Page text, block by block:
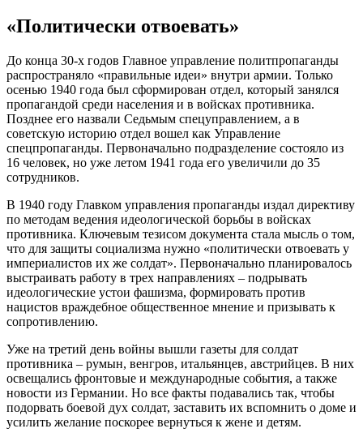
«Политически отвоевать»
До конца 30-х годов Главное управление политпропаганды
распространяло «правильные идеи» внутри армии. Только
осенью 1940 года был сформирован отдел, который занялся
пропагандой среди населения и в войсках противника.
Позднее его назвали Седьмым спецуправлением, а в
советскую историю отдел вошел как Управление
спецпропаганды. Первоначально подразделение состояло из
16 человек, но уже летом 1941 года его увеличили до 35
сотрудников.
В 1940 году Главком управления пропаганды издал директиву
по методам ведения идеологической борьбы в войсках
противника. Ключевым тезисом документа стала мысль о том,
что для защиты социализма нужно «политически отвоевать у
империалистов их же солдат». Первоначально планировалось
выстраивать работу в трех направлениях – подрывать
идеологические устои фашизма, формировать против
нацистов враждебное общественное мнение и призывать к
сопротивлению.
Уже на третий день войны вышли газеты для солдат
противника – румын, венгров, итальянцев, австрийцев. В них
освещались фронтовые и международные события, а также
новости из Германии. Но все факты подавались так, чтобы
подорвать боевой дух солдат, заставить их вспомнить о доме и
усилить желание поскорее вернуться к жене и детям.